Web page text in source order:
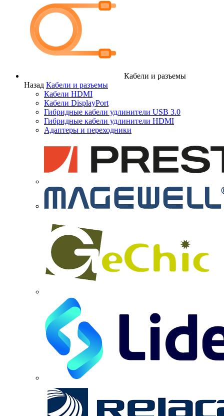
Кабели и разъемы
Назад Кабели и разъемы
Кабели HDMI
Кабели DisplayPort
Гибридные кабели удлинители USB 3.0
Гибридные кабели удлинители HDMI
Адаптеры и переходники